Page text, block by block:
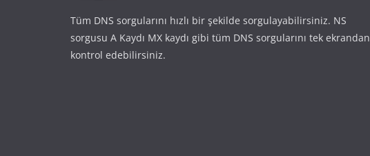
Tüm DNS sorgularını hızlı bir şekilde sorgulayabilirsiniz. NS
sorgusu A Kaydı MX kaydı gibi tüm DNS sorgularını tek ekrandan
kontrol edebilirsiniz.